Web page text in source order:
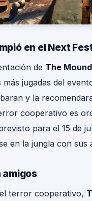
en el Next
de The
jugadas del
y la
cooperativo es
para el 15 de
en la jungla con sus
amigos
terror cooperativo,